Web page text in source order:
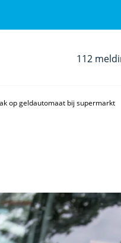
112
op geldautomaat bij supermarkt